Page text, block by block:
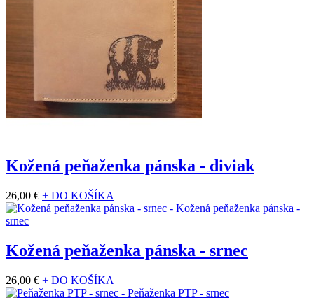
Kožená peňaženka pánska - diviak
26,00 € + DO KOŠÍKA
Kožená peňaženka pánska - srnec
26,00 € + DO KOŠÍKA